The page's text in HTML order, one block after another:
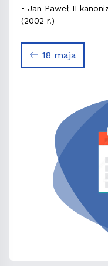
• Jan Paweł II
(2002 r.)
18 maja